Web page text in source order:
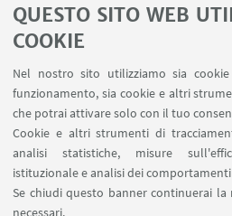
QUESTO SITO WEB
COOKIE
Nel nostro sito utilizziamo sia
funzionamento, sia cookie e altri
che potrai attivare solo con il tuo
Cookie e altri strumenti di
analisi statistiche, misure
istituzionale e analisi dei
Se chiudi questo banner continuerai
necessari.
LINK UTILI
Area
U-Web
AlmaWifi
Proxy: connessione
InfoPoint Azzo